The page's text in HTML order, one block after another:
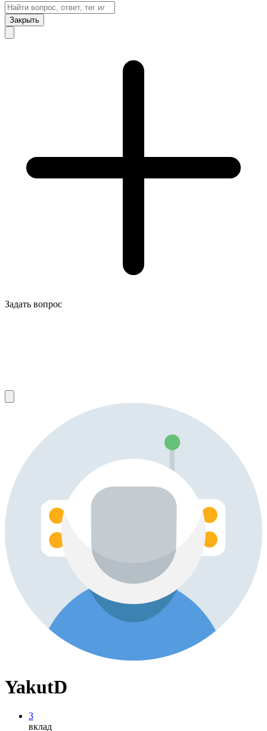
Закрыть
Задать вопрос
YakutD
3
вклад